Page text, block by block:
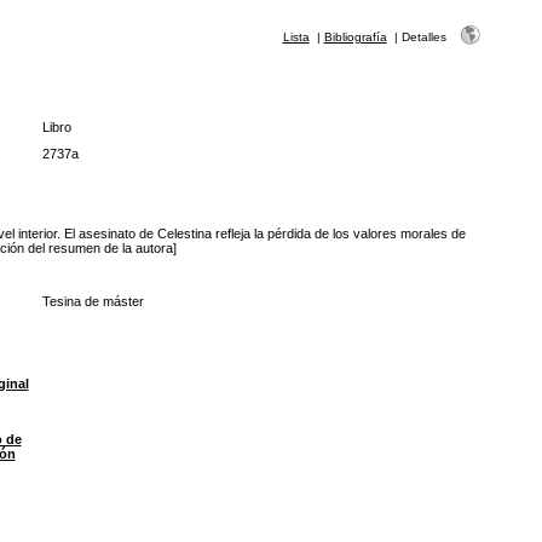
Lista | Bibliografía | Detalles
Libro
2737a
interior. El asesinato de Celestina refleja la pérdida de los valores morales de
del resumen de la autora]
Tesina de máster
de